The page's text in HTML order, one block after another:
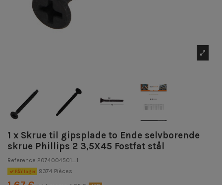
1 x Skrue til gipsplade to Ende selvborende
skrue Phillips 2 3,5X45 Fostfat stål
Reference 2074004501_1
PÃ¥ lager 9374 Pièces